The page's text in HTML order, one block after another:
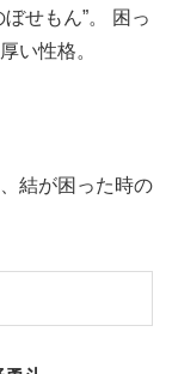
せもん”。 困っ
い性格。
結が困った時の